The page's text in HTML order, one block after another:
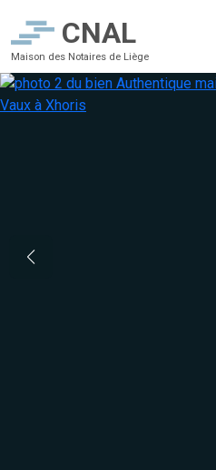
CNAL
Maison des Notaires de Liège